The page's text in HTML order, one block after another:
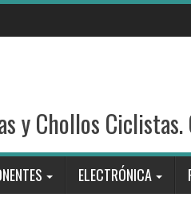
y Chollos
ELECTRÓNICA